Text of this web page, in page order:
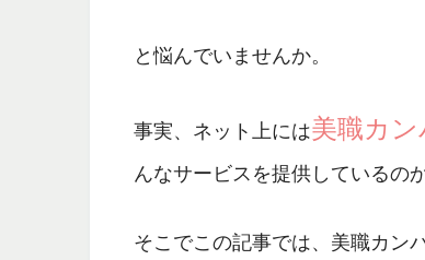
と悩んでいませんか。
事実、ネット上には美職カン
んなサービスを提供しているの
そこでこの記事では、美職カン